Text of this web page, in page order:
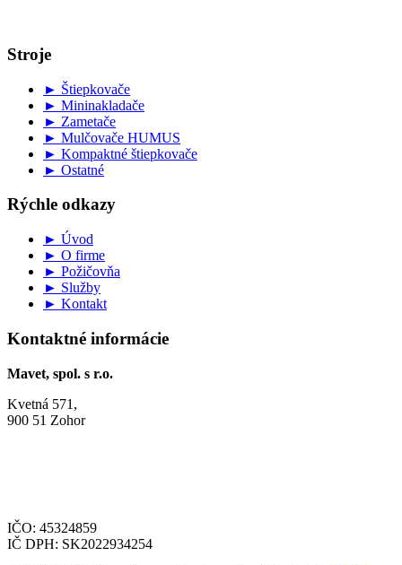
Stroje
► Štiepkovače
► Mininakladače
► Zametače
► Mulčovače HUMUS
► Kompaktné štiepkovače
► Ostatné
Rýchle odkazy
► Úvod
► O firme
► Požičovňa
► Služby
► Kontakt
Kontaktné informácie
Mavet, spol. s r.o.
Kvetná 571,
900 51 Zohor
IČO: 45324859
IČ DPH: SK2022934254